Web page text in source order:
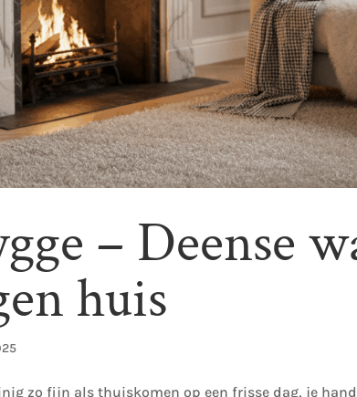
– Deense
huis
zo fijn als thuiskomen op een frisse dag, je